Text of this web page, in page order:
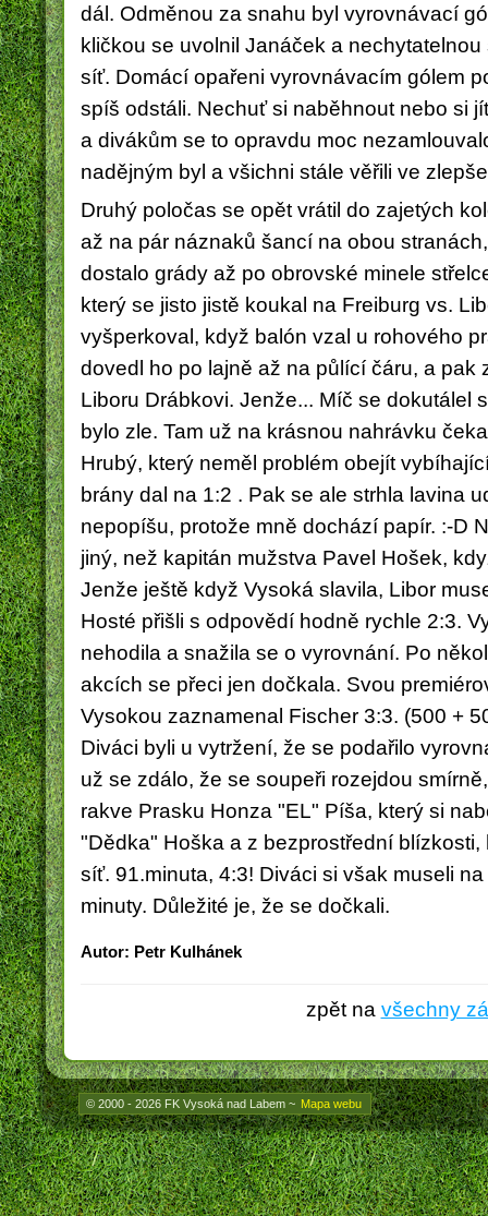
dál. Odměnou za snahu byl vyrovnávací
kličkou se uvolnil Janáček a
síť. Domácí opařeni vyrovnávacím gólem
spíš odstáli. Nechuť si naběhnout nebo si
a divákům se to opravdu moc
nadějným byl a všichni stále věřili ve
Druhý poločas se opět vrátil do zajetých
až na pár náznaků šancí na obou
dostalo grády až po obrovské minele
který se jisto jistě koukal na Freiburg vs.
vyšperkoval, když balón vzal u rohového
dovedl ho po lajně až na půlící čáru, a pak
Liboru Drábkovi. Jenže... Míč se dokutálel
bylo zle. Tam už na krásnou nahrávku
Hrubý, který neměl problém obejít
brány dal na 1:2 . Pak se ale strhla lavina
nepopíšu, protože mně dochází papír. :-D
jiný, než kapitán mužstva Pavel Hošek,
Jenže ještě když Vysoká slavila, Libor
Hosté přišli s odpovědí hodně rychle 2:3.
nehodila a snažila se o vyrovnání. Po
akcích se přeci jen dočkala. Svou
Vysokou zaznamenal Fischer 3:3. (500 +
Diváci byli u vytržení, že se podařilo
už se zdálo, že se soupeři rozejdou
rakve Prasku Honza "EL" Píša, který si
"Dědka" Hoška a z bezprostřední blízkosti,
síť. 91.minuta, 4:3! Diváci si však museli
minuty. Důležité je, že se dočkali.
Autor: Petr Kulhánek
zpět na všechny
© 2000 - 2026 FK Vysoká nad Labem ~ Mapa webu